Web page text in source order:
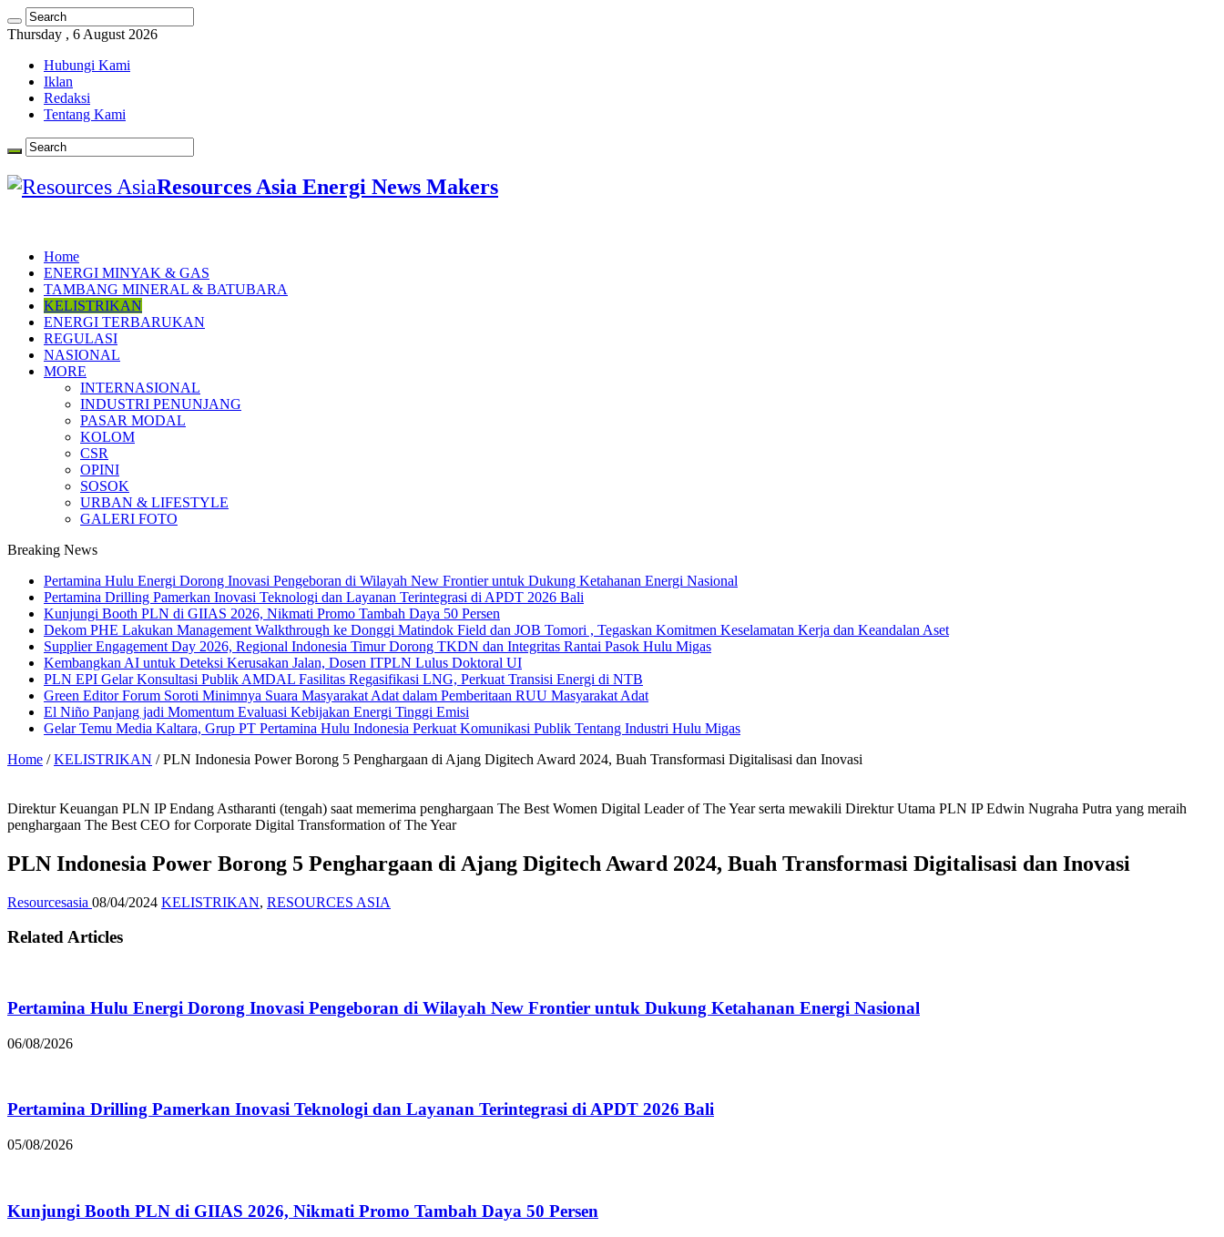
Thursday , 6 August 2026
Hubungi Kami
Iklan
Redaksi
Tentang Kami
Resources Asia Energi News Makers
Home
ENERGI MINYAK & GAS
TAMBANG MINERAL & BATUBARA
KELISTRIKAN
ENERGI TERBARUKAN
REGULASI
NASIONAL
MORE
INTERNASIONAL
INDUSTRI PENUNJANG
PASAR MODAL
KOLOM
CSR
OPINI
SOSOK
URBAN & LIFESTYLE
GALERI FOTO
Breaking News
Pertamina Hulu Energi Dorong Inovasi Pengeboran di Wilayah New Frontier untuk Dukung Ketahanan Energi Nasional
Pertamina Drilling Pamerkan Inovasi Teknologi dan Layanan Terintegrasi di APDT 2026 Bali
Kunjungi Booth PLN di GIIAS 2026, Nikmati Promo Tambah Daya 50 Persen
Dekom PHE Lakukan Management Walkthrough ke Donggi Matindok Field dan JOB Tomori , Tegaskan Komitmen Keselamatan Kerja dan Keandalan Aset
Supplier Engagement Day 2026, Regional Indonesia Timur Dorong TKDN dan Integritas Rantai Pasok Hulu Migas
Kembangkan AI untuk Deteksi Kerusakan Jalan, Dosen ITPLN Lulus Doktoral UI
PLN EPI Gelar Konsultasi Publik AMDAL Fasilitas Regasifikasi LNG, Perkuat Transisi Energi di NTB
Green Editor Forum Soroti Minimnya Suara Masyarakat Adat dalam Pemberitaan RUU Masyarakat Adat
El Niño Panjang jadi Momentum Evaluasi Kebijakan Energi Tinggi Emisi
Gelar Temu Media Kaltara, Grup PT Pertamina Hulu Indonesia Perkuat Komunikasi Publik Tentang Industri Hulu Migas
Home / KELISTRIKAN / PLN Indonesia Power Borong 5 Penghargaan di Ajang Digitech Award 2024, Buah Transformasi Digitalisasi dan Inovasi
Direktur Keuangan PLN IP Endang Astharanti (tengah) saat memerima penghargaan The Best Women Digital Leader of The Year serta mewakili Direktur Utama PLN IP Edwin Nugraha Putra yang meraih
penghargaan The Best CEO for Corporate Digital Transformation of The Year
PLN Indonesia Power Borong 5 Penghargaan di Ajang Digitech Award 2024, Buah Transformasi Digitalisasi dan Inovasi
Resourcesasia 08/04/2024 KELISTRIKAN, RESOURCES ASIA
Related Articles
Pertamina Hulu Energi Dorong Inovasi Pengeboran di Wilayah New Frontier untuk Dukung Ketahanan Energi Nasional
06/08/2026
Pertamina Drilling Pamerkan Inovasi Teknologi dan Layanan Terintegrasi di APDT 2026 Bali
05/08/2026
Kunjungi Booth PLN di GIIAS 2026, Nikmati Promo Tambah Daya 50 Persen